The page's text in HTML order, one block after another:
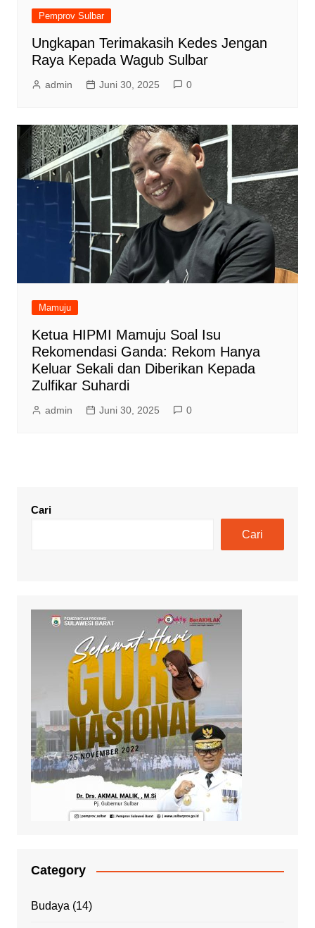
Pemprov Sulbar
Ungkapan Terimakasih Kedes Jengan
Raya Kepada Wagub Sulbar
admin Juni 30, 2025 0
Mamuju
Ketua HIPMI Mamuju Soal Isu
Rekomendasi Ganda: Rekom Hanya
Keluar Sekali dan Diberikan Kepada
Zulfikar Suhardi
admin Juni 30, 2025 0
Cari
Cari
Category
Budaya (14)